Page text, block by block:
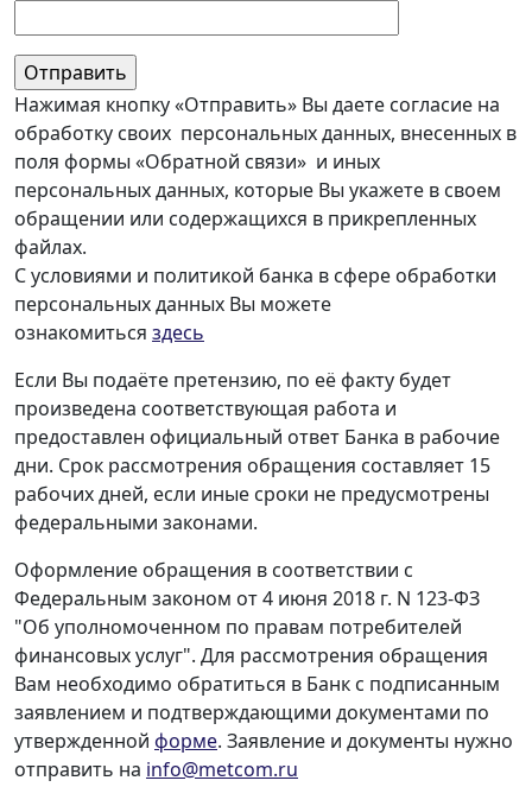
Нажимая кнопку «Отправить» Вы даете согласие на
обработку своих персональных данных, внесенных в
поля формы «Обратной связи» и иных
персональных данных, которые Вы укажете в своем
обращении или содержащихся в прикрепленных
файлах.
С условиями и политикой банка в сфере обработки
персональных данных Вы можете
ознакомиться здесь
Если Вы подаёте претензию, по её факту будет
произведена соответствующая работа и
предоставлен официальный ответ Банка в рабочие
дни. Срок рассмотрения обращения составляет 15
рабочих дней, если иные сроки не предусмотрены
федеральными законами.
Оформление обращения в соответствии с
Федеральным законом от 4 июня 2018 г. N 123-ФЗ
"Об уполномоченном по правам потребителей
финансовых услуг". Для рассмотрения обращения
Вам необходимо обратиться в Банк с подписанным
заявлением и подтверждающими документами по
утвержденной форме. Заявление и документы нужно
отправить на info@metcom.ru